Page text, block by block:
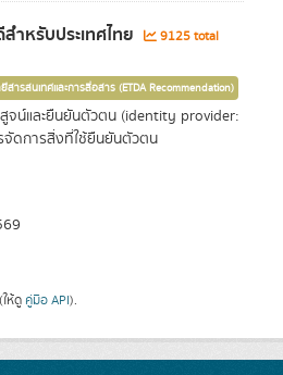
ำหรับประเทศไทย
9125 total
สารสนเทศและการสื่อสาร (ETDA Recommendation)
น์และยืนยันตัวตน (identity provider:
จัดการสิ่งที่ใช้ยืนยันตัวตน
(ให้ดู คู่มือ API).